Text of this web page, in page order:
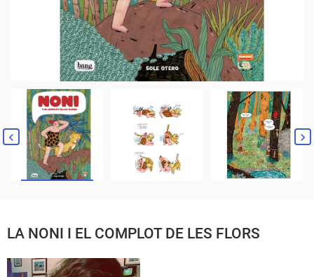
LA NONI I EL COMPLOT DE LES FLORS